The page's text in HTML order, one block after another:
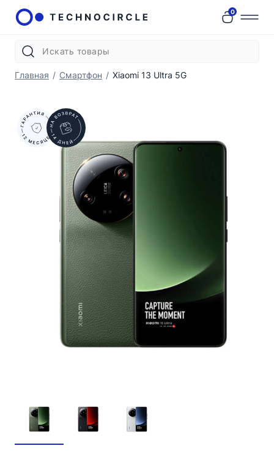
0
Главная / Смартфон / Xiaomi 13 Ultra 5G